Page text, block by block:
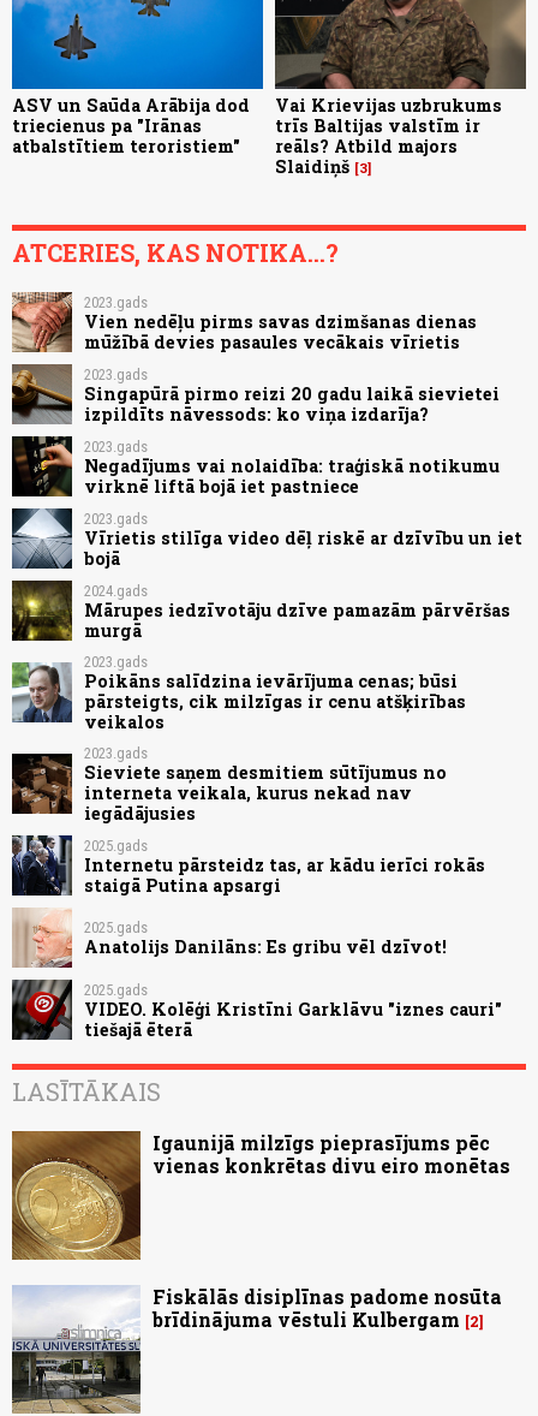
ASV un Saūda Arābija dod
triecienus pa "Irānas
atbalstītiem teroristiem"
Vai Krievijas uzbrukums
trīs Baltijas valstīm ir
reāls? Atbild majors
Slaidiņš 3
ATCERIES, KAS NOTIKA...?
2023.gads
Vien nedēļu pirms savas dzimšanas dienas
mūžībā devies pasaules vecākais vīrietis
2023.gads
Singapūrā pirmo reizi 20 gadu laikā sievietei
izpildīts nāvessods: ko viņa izdarīja?
2023.gads
Negadījums vai nolaidība: traģiskā notikumu
virknē liftā bojā iet pastniece
2023.gads
Vīrietis stilīga video dēļ riskē ar dzīvību un iet
bojā
2024.gads
Mārupes iedzīvotāju dzīve pamazām pārvēršas
murgā
2023.gads
Poikāns salīdzina ievārījuma cenas; būsi
pārsteigts, cik milzīgas ir cenu atšķirības
veikalos
2023.gads
Sieviete saņem desmitiem sūtījumus no
interneta veikala, kurus nekad nav
iegādājusies
2025.gads
Internetu pārsteidz tas, ar kādu ierīci rokās
staigā Putina apsargi
2025.gads
Anatolijs Danilāns: Es gribu vēl dzīvot!
2025.gads
VIDEO. Kolēģi Kristīni Garklāvu "iznes cauri"
tiešajā ēterā
LASĪTĀKAIS
Igaunijā milzīgs pieprasījums pēc
vienas konkrētas divu eiro monētas
Fiskālās disiplīnas padome nosūta
brīdinājuma vēstuli Kulbergam
2